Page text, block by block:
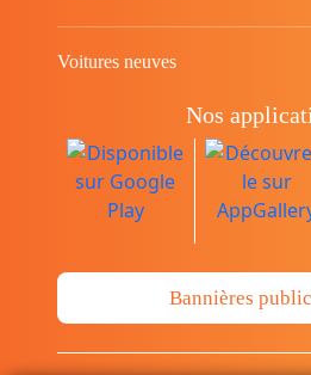
Voitures neuves
Nos
Bannières